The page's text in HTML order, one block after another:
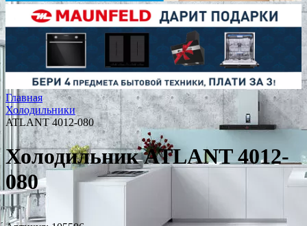
Главная
Холодильники
ATLANT 4012-080
Холодильник ATLANT 4012-
080